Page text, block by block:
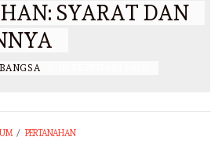
SYARAT DAN
/ PERTANAHAN